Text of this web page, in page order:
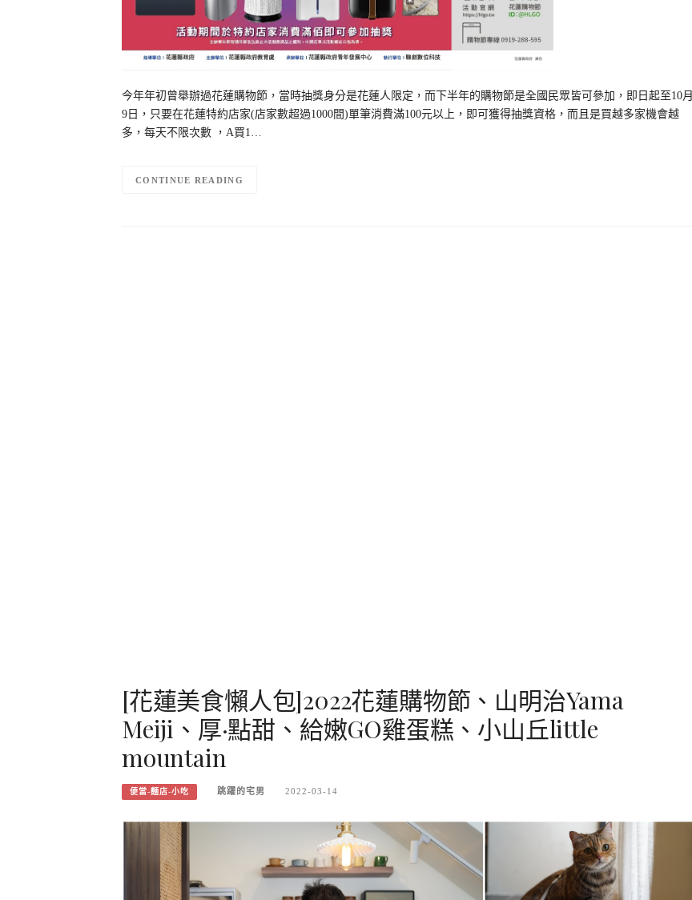
今年年初曾舉辦過花蓮購物節，當時抽獎身分是花蓮人限定，而下半年的購物節是全國民眾皆可參加，即日起至10月
9日，只要在花蓮特約店家(店家數超過1000間)單筆消費滿100元以上，即可獲得抽獎資格，而且是買越多家機會越
多，每天不限次數 ，A買1…
CONTINUE READING
[花蓮美食懶人包]2022花蓮購物節、山明治Yama
Meiji、厚·點甜、給嫩GO雞蛋糕、小山丘little
mountain
便當-麵店-小吃 跳躍的宅男 2022-03-14